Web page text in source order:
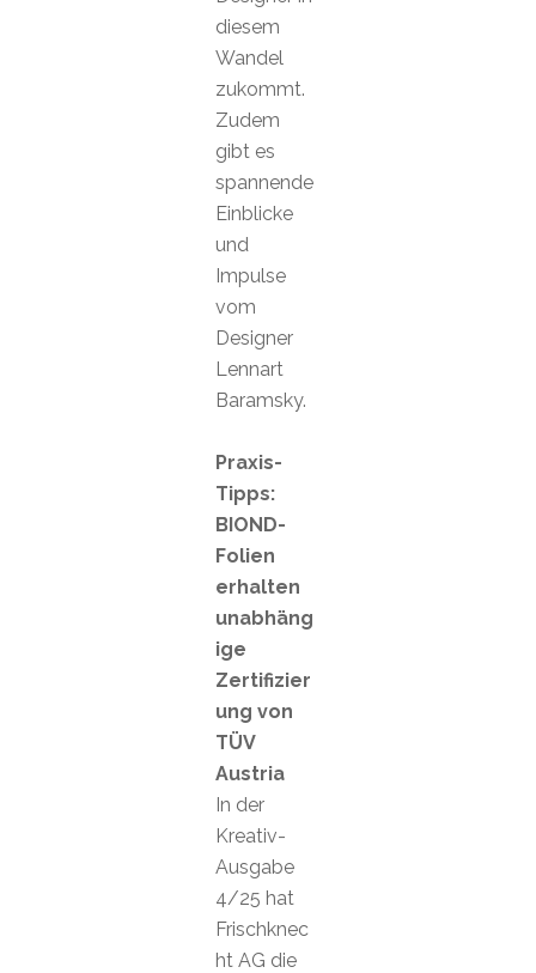
diesem
Wandel
zukommt.
Zudem
gibt es
spannende
Einblicke
und
Impulse
vom
Designer
Lennart
Baramsky.
Praxis-
Tipps:
BIOND-
Folien
erhalten
unabhäng
ige
Zertifizier
ung von
TÜV
Austria
In der
Kreativ-
Ausgabe
4/25 hat
Frischknec
ht AG die